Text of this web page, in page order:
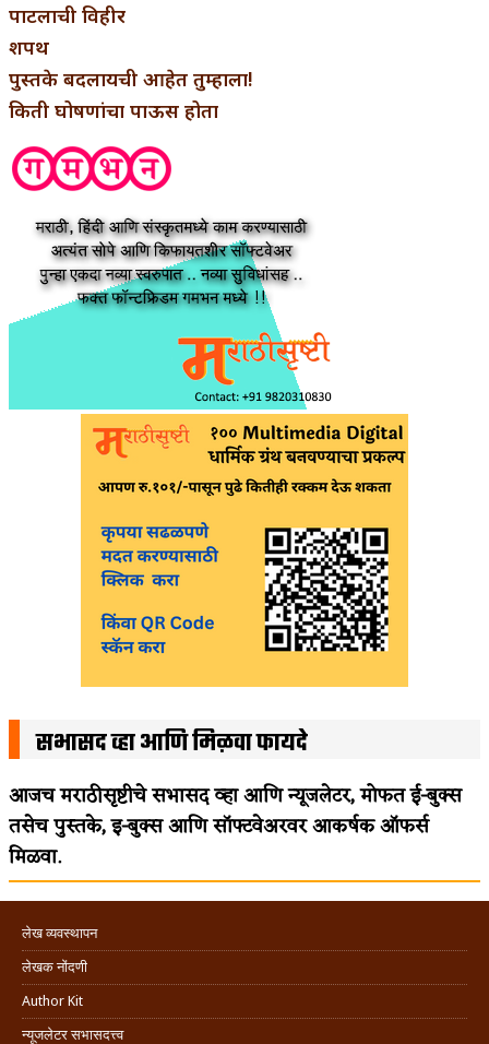
पाटलाची विहीर
शपथ
पुस्तके बदलायची आहेत तुम्हाला!
किती घोषणांचा पाऊस होता
सभासद व्हा आणि मिळवा फायदे
आजच मराठीसृष्टीचे सभासद व्हा आणि न्यूजलेटर, मोफत ई-बुक्स
तसेच पुस्तके, इ-बुक्स आणि सॉफ्टवेअरवर आकर्षक ऑफर्स
मिळवा.
लेख व्यवस्थापन
लेखक नोंदणी
Author Kit
न्यूजलेटर सभासदत्त्व